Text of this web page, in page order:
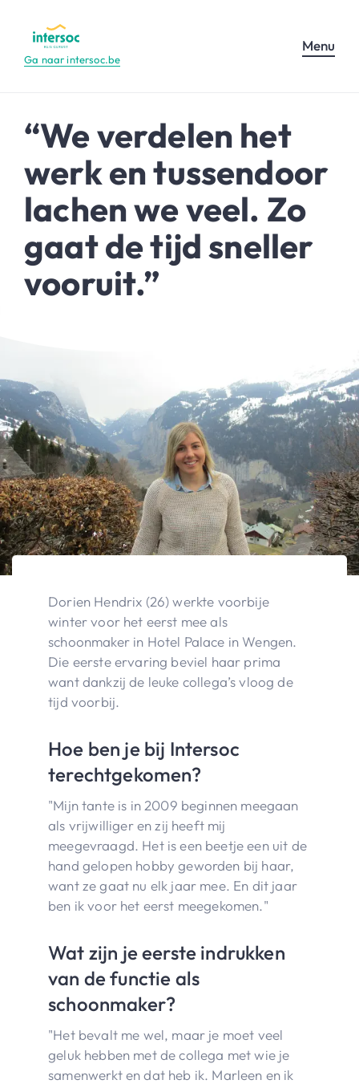
Ga naar intersoc.be
Menu
“We verdelen het
werk en tussendoor
lachen we veel. Zo
gaat de tijd sneller
vooruit.”
Dorien Hendrix (26) werkte voorbije
winter voor het eerst mee als
schoonmaker in Hotel Palace in Wengen.
Die eerste ervaring beviel haar prima
want dankzij de leuke collega’s vloog de
tijd voorbij.
Hoe ben je bij Intersoc
terechtgekomen?
"Mijn tante is in 2009 beginnen meegaan
als vrijwilliger en zij heeft mij
meegevraagd. Het is een beetje een uit de
hand gelopen hobby geworden bij haar,
want ze gaat nu elk jaar mee. En dit jaar
ben ik voor het eerst meegekomen."
Wat zijn je eerste indrukken
van de functie als
schoonmaker?
"Het bevalt me wel, maar je moet veel
geluk hebben met de collega met wie je
samenwerkt en dat heb ik. Marleen en ik